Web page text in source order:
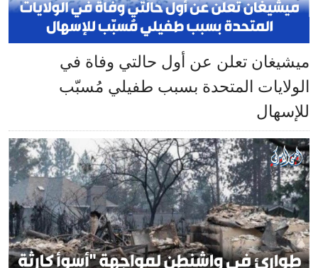
ميشيغان تعلن عن أول حالتي وفاة في
الولايات المتحدة بسبب طفيلي مُسبّب
للإسهال